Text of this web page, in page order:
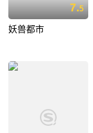
7.5
妖兽都市